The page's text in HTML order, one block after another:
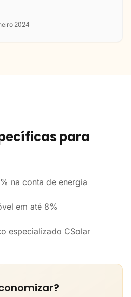
2024
para
na conta de energia
em até 8%
especializado CSolar